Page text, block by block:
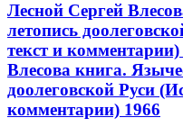
Лесной Сергей
летопись
текст и комментарии)
Влесова книга.
доолеговской Руси
комментарии) 1966